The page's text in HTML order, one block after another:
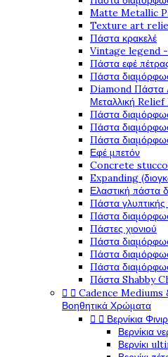
Matte Metallic
Texture art
Πάστα κρακελέ
Vintage legend -
Πάστα εφέ
Πάστα
Diamond Πάστα
Μεταλλική
Πάστα
Πάστα
Πάστα
Εφέ μπετόν
Concrete stucco
Expanding
Ελαστική πάστα
Πάστα γλυπτικής
Πάστα
Πάστες χιονιού
Πάστα
Πάστα
Πάστα
Πάστα Shabby
  Cadence Mediums
Βοηθητικά Χρώματα
  Βερνίκια
Βερνίκια
Βερνίκι